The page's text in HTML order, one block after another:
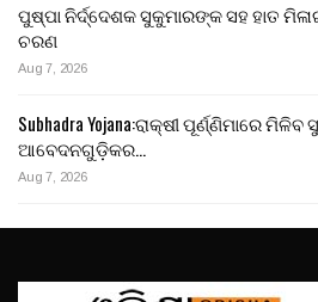
ପୁଷ୍ପା ନିର୍ଦ୍ଦେଶକ ସୁକୁମାରଙ୍କ ସହ ହାତ
ଚରଣ
Aug 7, 2026
Subhadra Yojana:ରାକ୍ଷୀ ପୂର୍ଣ୍ଣିମାରେ
ଆବେଦନଗୁଡ଼ିକର…
Aug 7, 2026